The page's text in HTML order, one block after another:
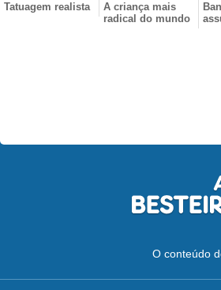
Tatuagem realista
A criança mais
radical do mundo
O conteúdo